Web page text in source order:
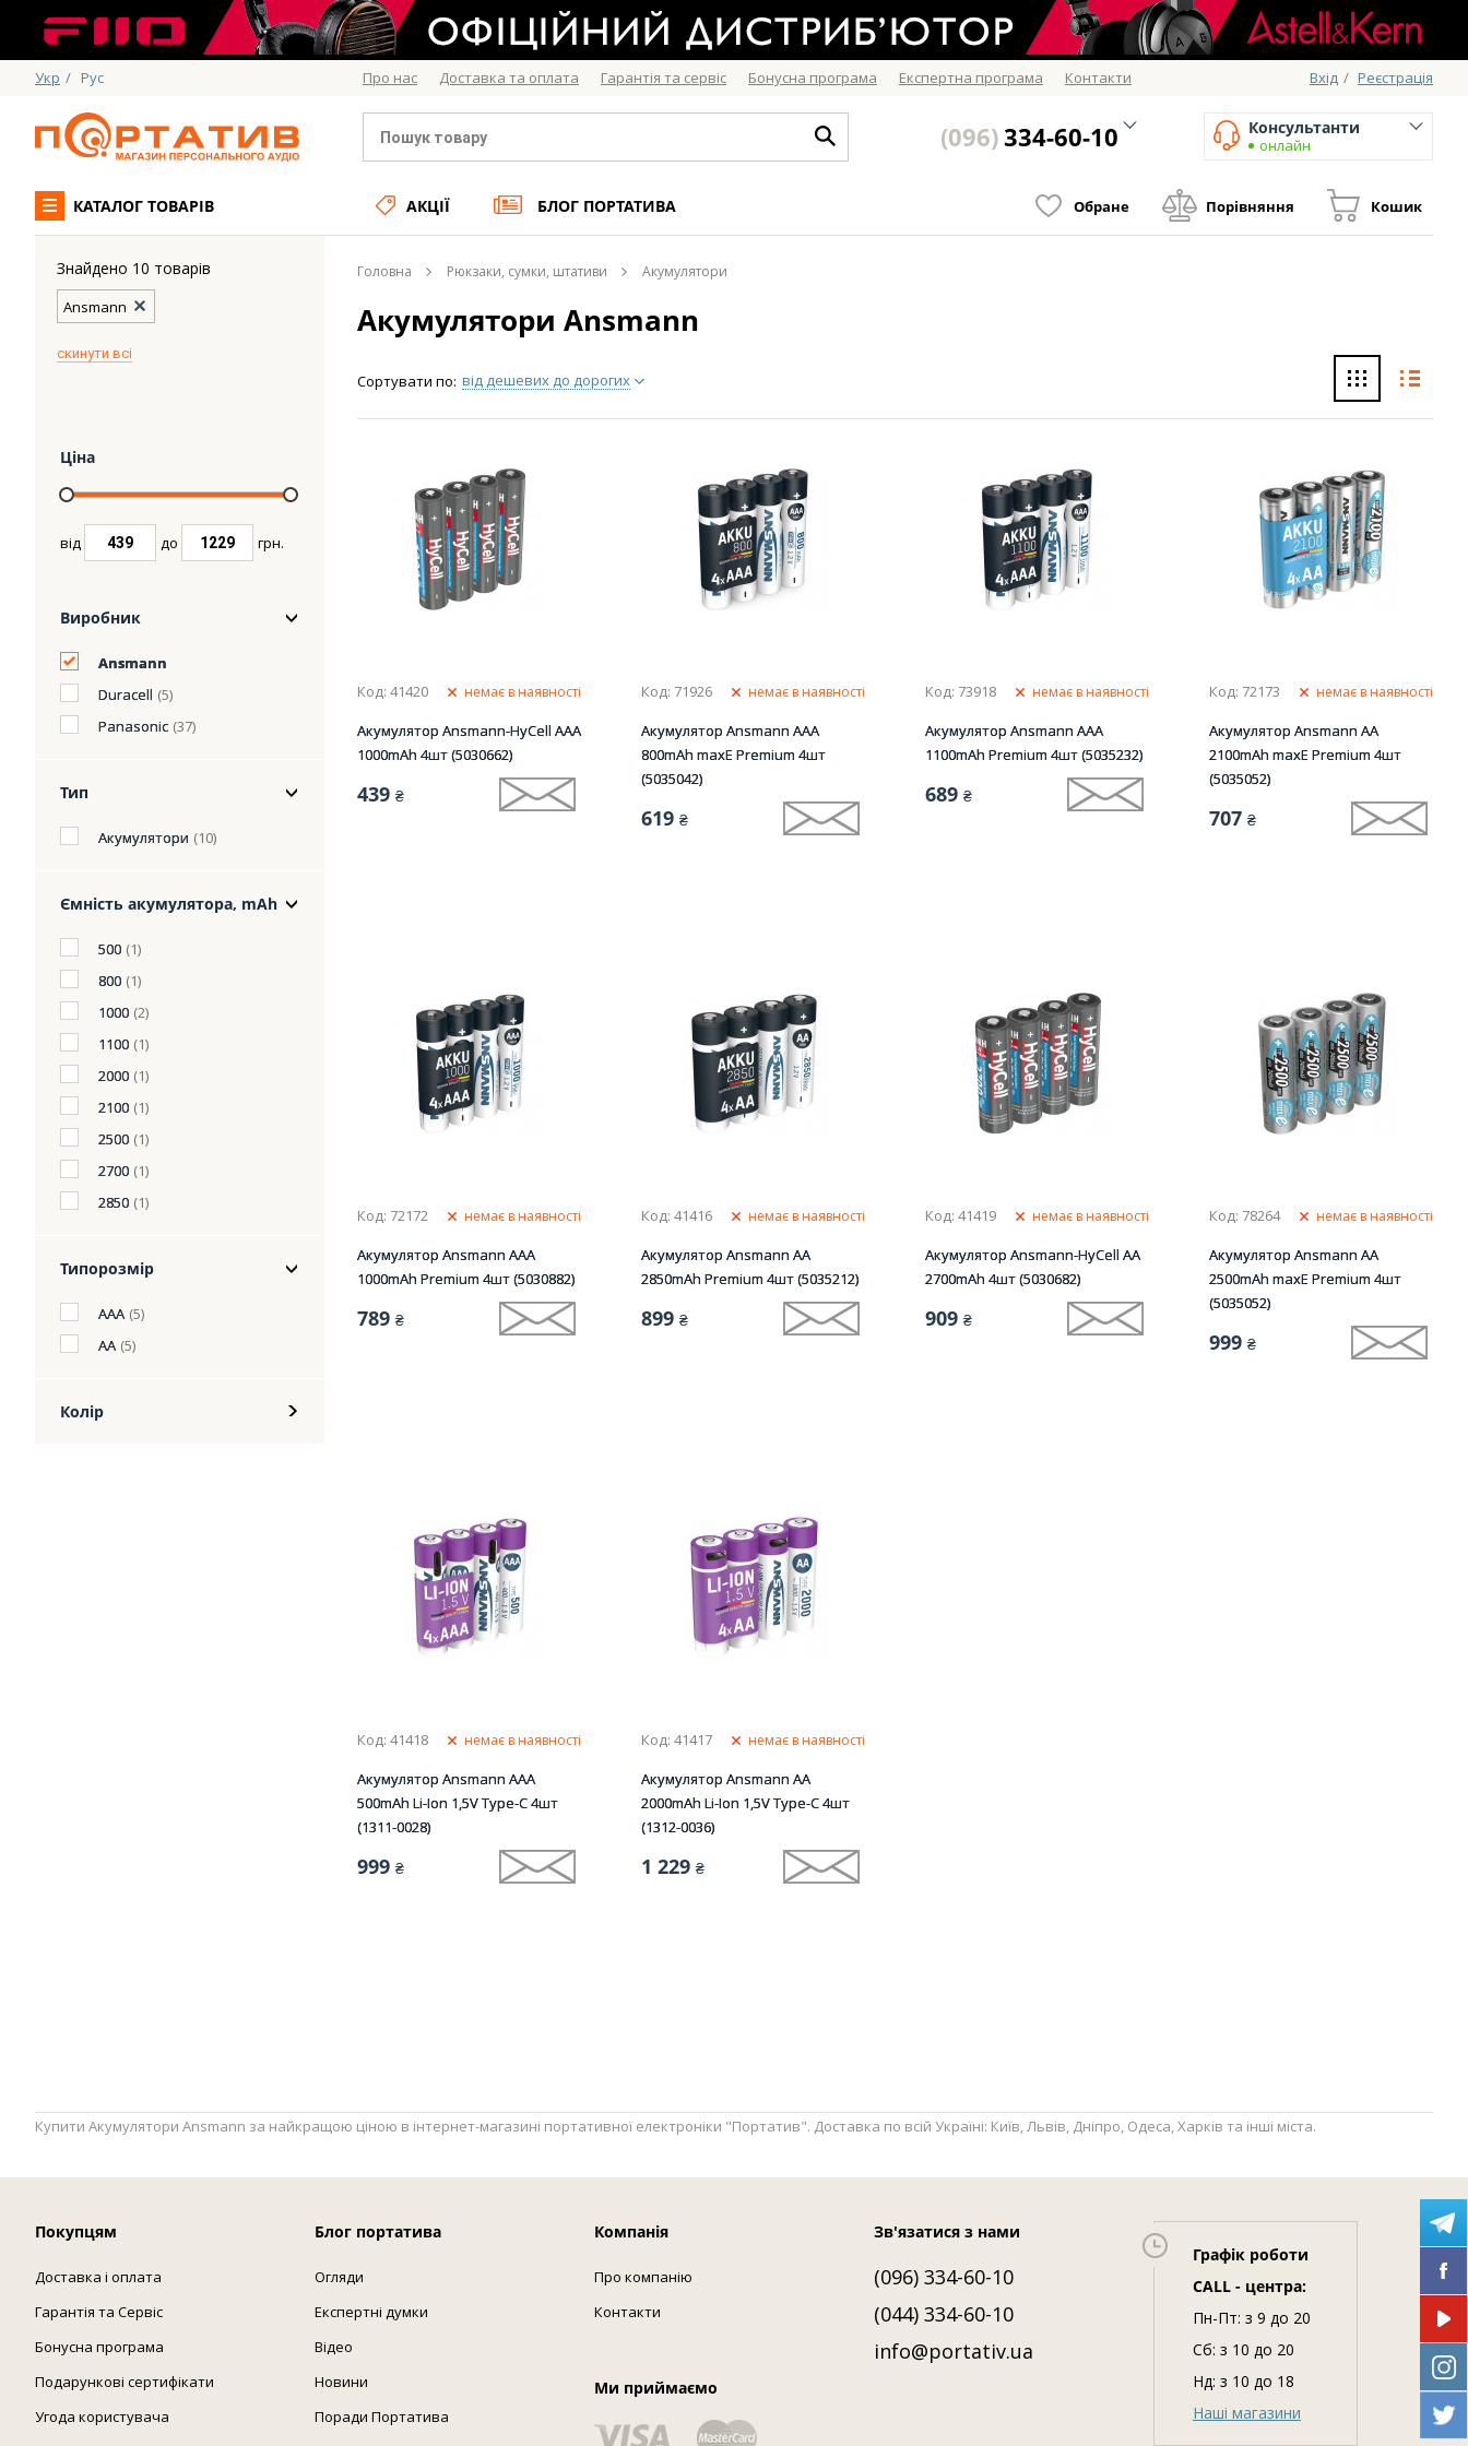
Укр / Рус Про нас Доставка та оплата Гарантія та сервіс Бонусна програма Експертна програма Контакти Вхід / Реєстрація
(096)334-60-10 Консультанти
онлайн
КАТАЛОГ ТОВАРІВ АКЦІЇ БЛОГ ПОРТАТИВА Обране Порівняння Кошик
Ціна
від до грн.
Виробник
Ansmann
Duracell (5)
Panasonic (37)
Тип
Акумулятори (10)
Ємність акумулятора, mАh
500 (1)
800 (1)
1000 (2)
1100 (1)
2000 (1)
2100 (1)
2500 (1)
2700 (1)
2850 (1)
Типорозмір
ААA (5)
АА (5)
Колір
Знайдено 10 товарів
Ansmann
скинути всі
Головна Рюкзаки, сумки, штативи Акумулятори
Акумулятори Ansmann
Сортувати по: від дешевих до дорогих
Код: 41420 немає в наявності
Акумулятор Ansmann-HyCell AAA
1000mAh 4шт (5030662)
439 ₴
Код: 71926 немає в наявності
Акумулятор Ansmann AAA
800mAh maxE Premium 4шт
(5035042)
619 ₴
Код: 73918 немає в наявності
Акумулятор Ansmann AAA
1100mAh Premium 4шт (5035232)
689 ₴
Код: 72173 немає в наявності
Акумулятор Ansmann AA
2100mAh maxE Premium 4шт
(5035052)
707 ₴
Код: 72172 немає в наявності
Акумулятор Ansmann AAA
1000mAh Premium 4шт (5030882)
789 ₴
Код: 41416 немає в наявності
Акумулятор Ansmann AA
2850mAh Premium 4шт (5035212)
899 ₴
Код: 41419 немає в наявності
Акумулятор Ansmann-HyCell AA
2700mAh 4шт (5030682)
909 ₴
Код: 78264 немає в наявності
Акумулятор Ansmann AA
2500mAh maxE Premium 4шт
(5035052)
999 ₴
Код: 41418 немає в наявності
Акумулятор Ansmann AAA
500mAh Li-Ion 1,5V Type-C 4шт
(1311-0028)
999 ₴
Код: 41417 немає в наявності
Акумулятор Ansmann AA
2000mAh Li-Ion 1,5V Type-C 4шт
(1312-0036)
1 229 ₴
Купити Акумулятори Ansmann за найкращою ціною в інтернет-магазині портативної електроніки "Портатив". Доставка по всій Україні: Київ, Львів, Дніпро, Одеса, Харків та інші міста.
Покупцям
Доставка і оплата
Гарантія та Сервіс
Бонусна програма
Подарункові сертифікати
Угода користувача
Блог портатива
Огляди
Експертні думки
Відео
Новини
Поради Портатива
Компанія
Про компанію
Контакти
Ми приймаємо
Зв'язатися з нами
(096) 334-60-10
(044) 334-60-10
info@portativ.ua
Графік роботи
CALL - центра:
Пн-Пт: з 9 до 20
Сб: з 10 до 20
Нд: з 10 до 18
Наші магазини